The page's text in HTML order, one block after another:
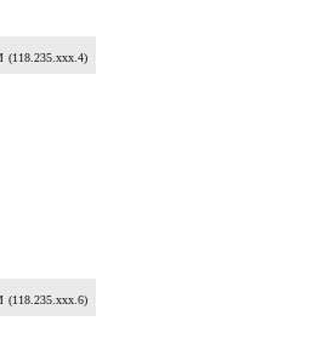
(118.235.xxx.4)
(118.235.xxx.6)